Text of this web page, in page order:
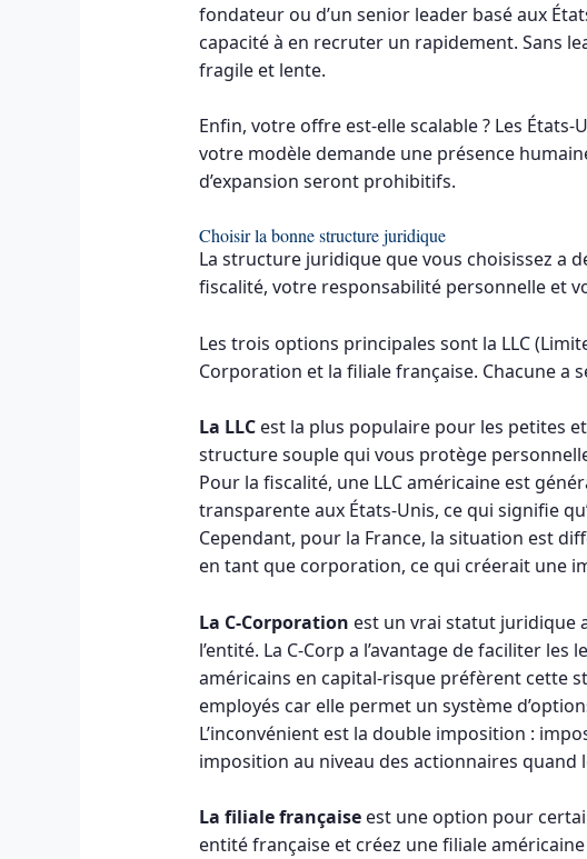
fondateur ou d’un senior leader basé aux
capacité à en recruter un rapidement. Sans
fragile et lente.
Enfin, votre offre est-elle scalable ? Les
votre modèle demande une présence
d’expansion seront prohibitifs.
Choisir la bonne structure juridique
La structure juridique que vous choisissez a
fiscalité, votre responsabilité personnelle et
Les trois options principales sont la LLC
Corporation et la filiale française. Chacune a
La LLCest la plus populaire pour les petites
structure souple qui vous protège
Pour la fiscalité, une LLC américaine est
transparente aux États-Unis, ce qui signifie
Cependant, pour la France, la situation est
en tant que corporation, ce qui créerait une
La C-Corporation est un vrai statut juridique
l’entité. La C-Corp a l’avantage de faciliter
américains en capital-risque préfèrent cette
employés car elle permet un système
L’inconvénient est la double imposition :
imposition au niveau des actionnaires quand
La filiale françaiseest une option pour
entité française et créez une filiale